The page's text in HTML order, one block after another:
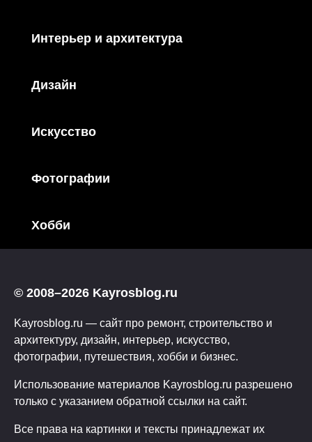
Интерьер и архитектура
Дизайн
Искусство
Фотографии
Хобби
© 2008–2026 Kayrosblog.ru
Kayrosblog.ru — сайт про ремонт, строительство и
архитектуру, дизайн, интерьер, искусство,
фотографии, путешествия, хобби и бизнес.
Использование материалов Kayrosblog.ru разрешено
только с указанием обратной ссылки на сайт.
Все права на картинки и тексты принадлежат их